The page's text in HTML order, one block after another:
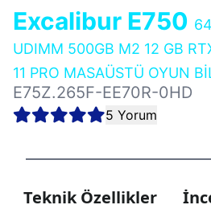
Excalibur E750
UDIMM 500GB M2 12 GB
11 PRO MASAÜSTÜ OYUN
E75Z.265F-EE70R-0HD
5 Yorum
Teknik Özellikler